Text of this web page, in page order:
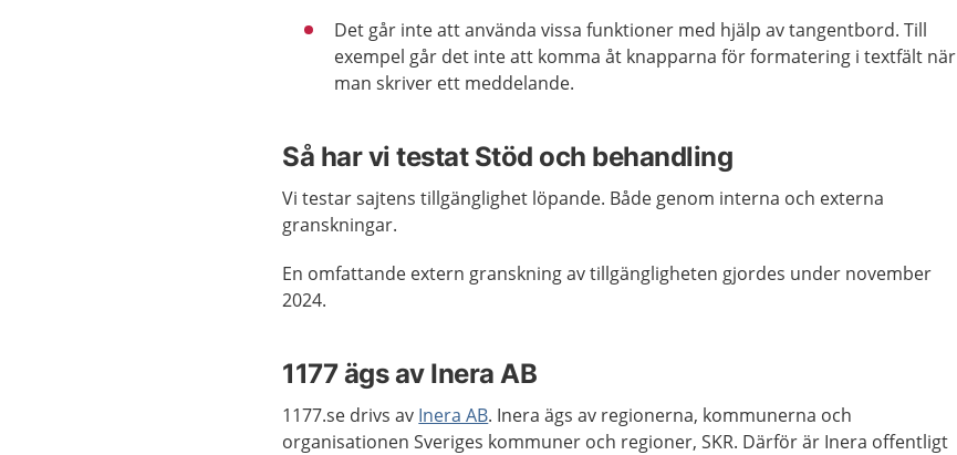
Det går inte att använda vissa funktioner med hjälp av tangentbord. Till
exempel går det inte att komma åt knapparna för formatering i textfält när
man skriver ett meddelande.
Så har vi testat Stöd och behandling
Vi testar sajtens tillgänglighet löpande. Både genom interna och externa
granskningar.
En omfattande extern granskning av tillgängligheten gjordes under november
2024.
1177 ägs av Inera AB
1177.se drivs av Inera AB. Inera ägs av regionerna, kommunerna och
organisationen Sveriges kommuner och regioner, SKR. Därför är Inera offentligt